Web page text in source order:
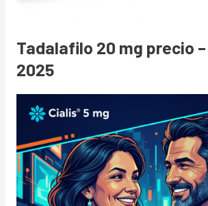
Tadalafilo 20 mg precio
2025